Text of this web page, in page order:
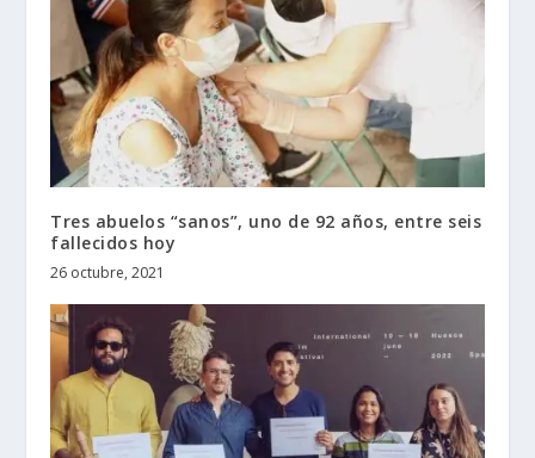
Tres abuelos “sanos”, uno de 92 años, entre seis
fallecidos hoy
26 octubre, 2021